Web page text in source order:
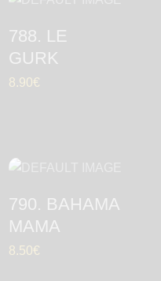
788. LE
GURK
8.90€
790. BAHAMA
MAMA
8.50€